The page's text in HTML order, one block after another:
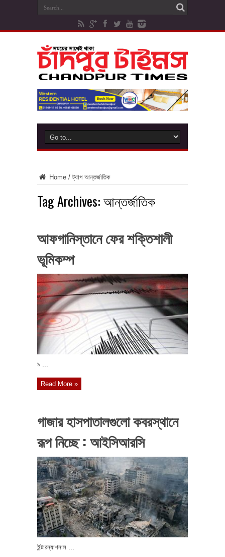
Home / ট্যাগ আন্তর্জাতিক
Tag Archives:আন্তর্জাতিক
আফগানিস্তানে ফের শক্তিশালী
ভূমিকম্প
৯ ...
Read More »
গাজার হাসপাতালগুলো কবরস্থানে
রূপ নিচ্ছে : আইসিআরসি
ইন্টারন্যাশনাল ...